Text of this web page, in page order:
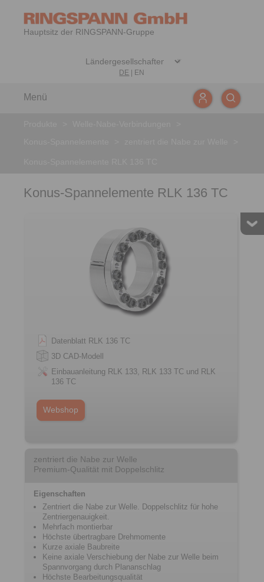
Hauptsitz der RINGSPANN-Gruppe
DE EN
Menü
Konus-Spannelemente RLK 136 TC
Datenblatt RLK 136 TC
3D CAD-Modell
Einbauanleitung RLK 133, RLK 133 TC und RLK
136 TC
Webshop
zentriert die Nabe zur Welle
Premium-Qualität mit Doppelschlitz
Eigenschaften
Zentriert die Nabe zur Welle. Doppelschlitz für hohe
Zentriergenauigkeit.
Mehrfach montierbar
Höchste übertragbare Drehmomente
Kurze axiale Baubreite
Keine axiale Verschiebung der Nabe zur Welle beim
Spannvorgang durch Plananschlag
Höchste Bearbeitungsqualität